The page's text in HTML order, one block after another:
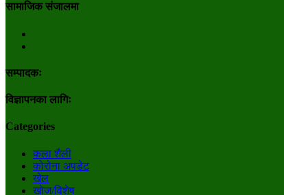
सामाजिक संजालमा
सम्पादकः
विज्ञापनका लागिः
Categories
कला शैली
कोरोना अपडेट
खेल
खोज/विशेष